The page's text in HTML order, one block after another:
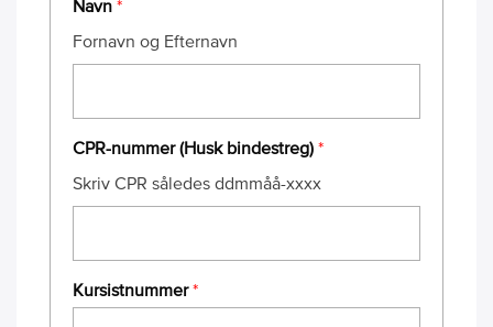
Navn *
Fornavn og Efternavn
CPR-nummer (Husk bindestreg) *
Skriv CPR således ddmmåå-xxxx
Kursistnummer *